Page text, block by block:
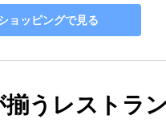
ョッピングで見る
うレストラ